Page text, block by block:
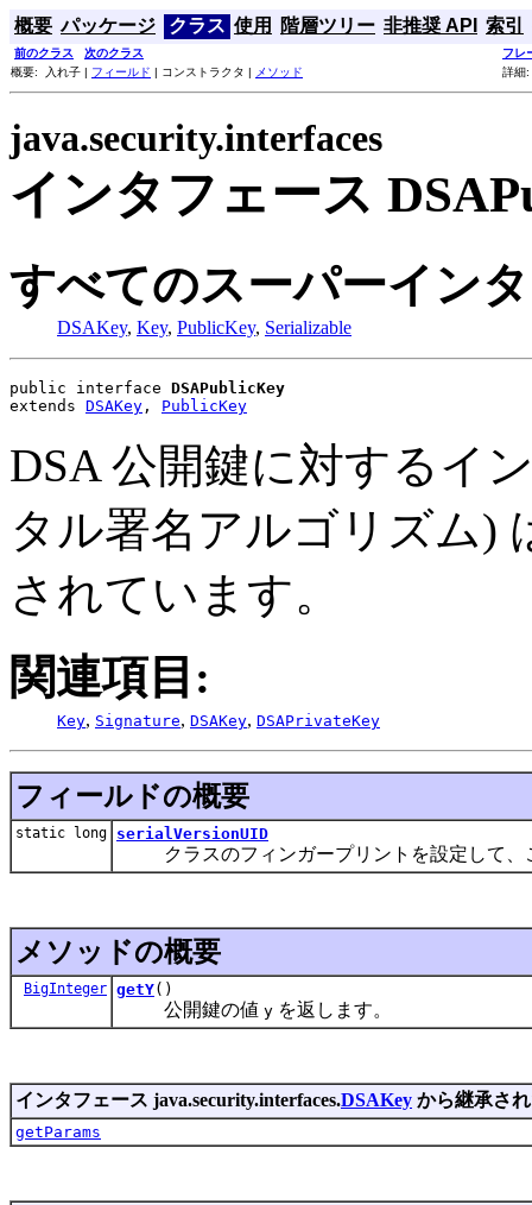
概要 パッケージ クラス 使用 階層ツリー 非推奨 API 索引
前のクラス 次のクラス
フレ
概要: 入れ子 | フィールド | コンストラクタ | メソッド 詳
java.security.interfaces
インタフェース
すべてのスーパーイン
DSAKey, Key, PublicKey, Serializable
public interface DSAPublicKey
extends DSAKey , PublicKey
DSA 公開鍵に対するイ
タル署名アルゴリズム)
されています。
関連項目:
Key, Signature, DSAKey, DSAPrivateKey
フィールドの概要
static long serialVersionUID
クラスのフィンガープリントを設定して、
メソッドの概要
BigInteger getY()
公開鍵の値 y を返します。
インタフェース java.security.interfaces.DSAKey から継承さ
getParams